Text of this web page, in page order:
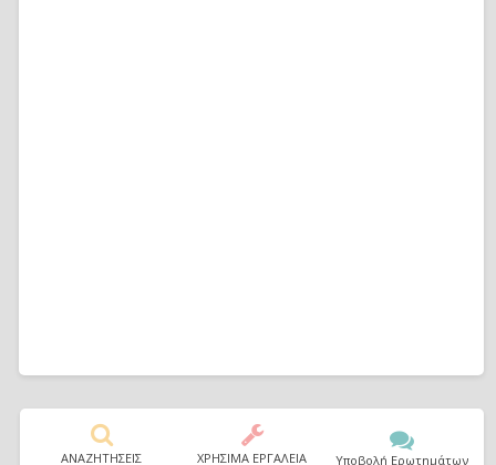
ΑΝΑΖΗΤΗΣΕΙΣ ΧΡΗΣΙΜΑ ΕΡΓΑΛΕΙΑ Υποβολή Ερωτημάτων